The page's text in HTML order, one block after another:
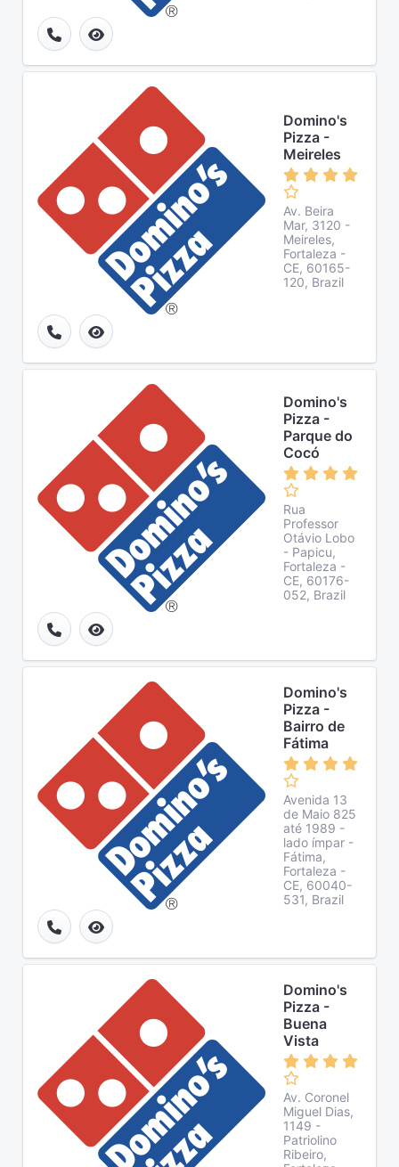
Domino's
Pizza -
Meireles
Av. Beira
Mar, 3120 -
Meireles,
Fortaleza -
CE, 60165-
120, Brazil
Domino's
Pizza -
Parque do
Cocó
Rua
Professor
Otávio Lobo
- Papicu,
Fortaleza -
CE, 60176-
052, Brazil
Domino's
Pizza -
Bairro de
Fátima
Avenida 13
de Maio 825
até 1989 -
lado ímpar -
Fátima,
Fortaleza -
CE, 60040-
531, Brazil
Domino's
Pizza -
Buena
Vista
Av. Coronel
Miguel Dias,
1149 -
Patriolino
Ribeiro,